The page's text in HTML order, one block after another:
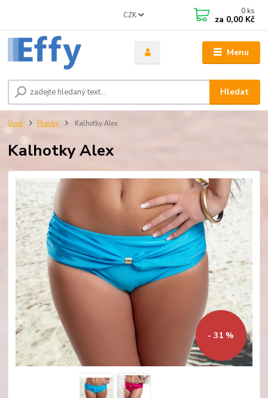
Menu
CZK
Hledat
0 ks
za 0,00 Kč
Úvod Plavky Kalhotky Alex
Kalhotky Alex
- 31 %